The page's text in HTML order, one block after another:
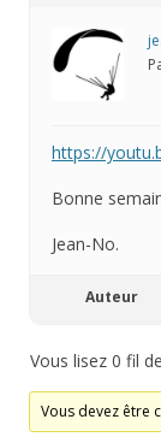
https://
Bonne
Jean-No.
Auteur
Vous lisez 0 fil
Vous devez être